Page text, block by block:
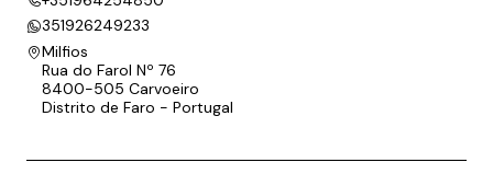
351926249233
Milfios
Rua do Farol Nº 76
8400-505 Carvoeiro
Distrito de Faro - Portugal